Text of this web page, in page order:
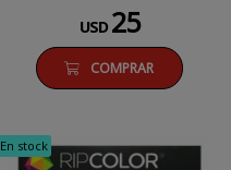
USD 25
COMPRAR
En stock